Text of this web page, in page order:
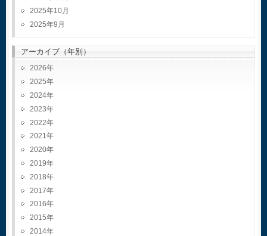
2025年10月
2025年9月
アーカイブ（年別）
2026
2025
2024
2023
2022
2021
2020
2019
2018
2017
2016
2015
2014